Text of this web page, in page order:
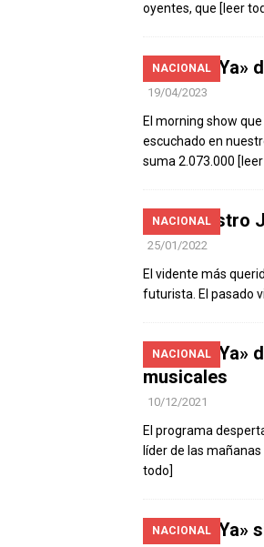
oyentes, que [leer
NACIONAL
«Anda Ya»
19/04/2023
El morning show
escuchado en
suma 2.073.000
NACIONAL
El Maestro
25/01/2022
El vidente más
futurista. El pasado
NACIONAL
«Anda Ya»
musicales
10/12/2021
El programa
líder de las
todo]
NACIONAL
«Anda Ya»